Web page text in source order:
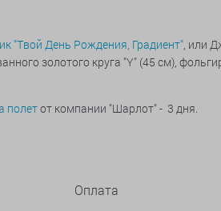
"Твой День Рождения, Градиент", или
золотого круга "Y" (45 см),
полетот компании "Шарлот" - 3 дня.
Оплата